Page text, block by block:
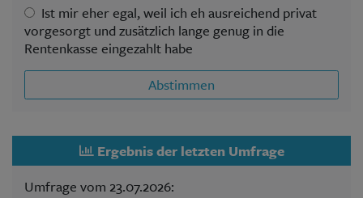
Ist mir eher egal, weil ich eh ausreichend privat
vorgesorgt und zusätzlich lange genug in die
Rentenkasse eingezahlt habe
Abstimmen
Ergebnis der letzten Umfrage
Umfrage vom 23.07.2026: